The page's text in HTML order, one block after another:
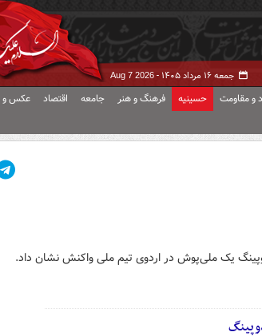
جمعه ۱۶ مرداد ۱۴۰۵ - Aug 7 2026
و مقاومت حسینیه فرهنگ و هنر جامعه اقتصاد عکس و
یک ملی‌پوش در اردوی تیم ملی واکنش نشان داد.